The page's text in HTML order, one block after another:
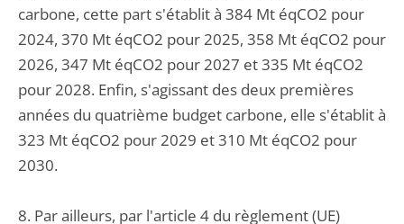
carbone, cette part s'établit à 384 Mt éqCO2 pour
2024, 370 Mt éqCO2 pour 2025, 358 Mt éqCO2 pour
2026, 347 Mt éqCO2 pour 2027 et 335 Mt éqCO2
pour 2028. Enfin, s'agissant des deux premières
années du quatrième budget carbone, elle s'établit à
323 Mt éqCO2 pour 2029 et 310 Mt éqCO2 pour
2030.
8. Par ailleurs, par l'article 4 du règlement (UE)